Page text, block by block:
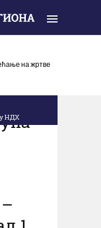
на жртве
НДХ